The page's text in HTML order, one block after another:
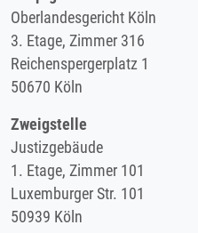
Oberlandesgericht Köln
3. Etage, Zimmer 316
Reichenspergerplatz 1
50670 Köln
Zweigstelle
Justizgebäude
1. Etage, Zimmer 101
Luxemburger Str. 101
50939 Köln